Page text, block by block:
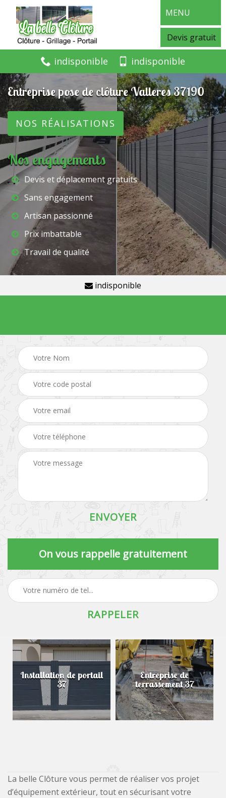
MENU
Devis gratuit
indisponible indisponible
Entreprise pose de clôture Valleres 37190
NOS RÉALISATIONS
Nos engagements
Devis et déplacement gratuits
Sans engagement
Artisan passionné
Prix imbattable
Travail de qualité
indisponible
On vous rappelle gratuitement
Installation de portail
37
Entreprise de
terrassement 37
La belle Clôture vous permet de réaliser vos projet
d’équipement extérieur, tout en sécurisant votre